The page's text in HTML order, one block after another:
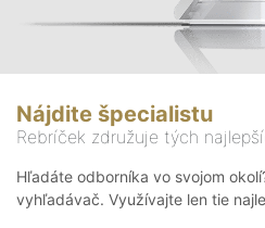
Nájdite špecialistu
Rebríček združuje tých
Hľadáte odborníka vo svojom
vyhľadávač. Využívajte len tie